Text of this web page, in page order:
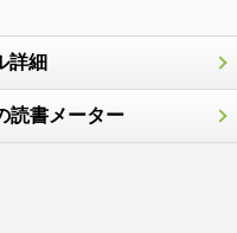
詳細
読書メーター